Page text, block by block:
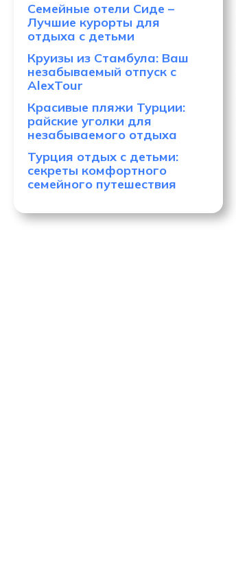
Семейные отели Сиде –
Лучшие курорты для
отдыха с детьми
Круизы из Стамбула: Ваш
незабываемый отпуск с
AlexTour
Красивые пляжи Турции:
райские уголки для
незабываемого отдыха
Турция отдых с детьми:
секреты комфортного
семейного путешествия